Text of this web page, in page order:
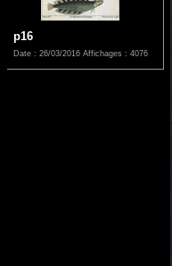
p16
Date : 26/03/2016 Affichages : 4076